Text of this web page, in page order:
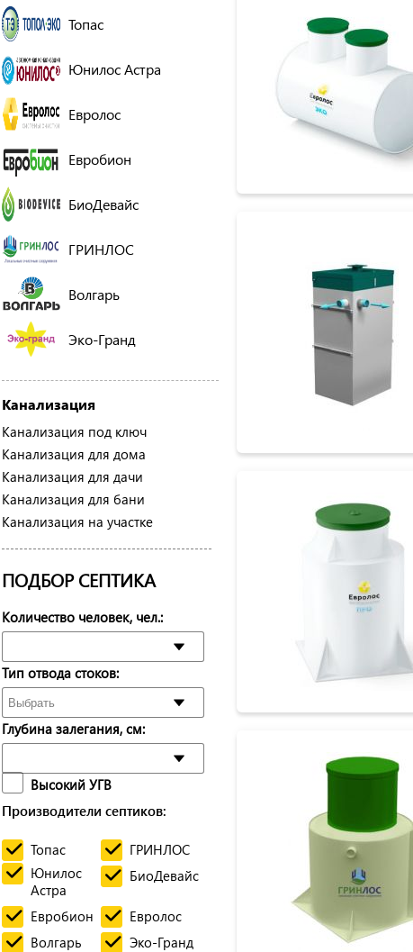
Топас
Юнилос Астра
Евролос
Евробион
БиоДевайс
ГРИНЛОС
Волгарь
Эко-Гранд
Канализация
Канализация под ключ
Канализация для дома
Канализация для дачи
Канализация для бани
Канализация на участке
ПОДБОР СЕПТИКА
Количество человек, чел.:
Тип отвода стоков:
Глубина залегания, см:
Высокий УГВ
Производители септиков:
Топас
ГРИНЛОС
Юнилос
Астра
БиоДевайс
Евробион
Евролос
Волгарь
Эко-Гранд